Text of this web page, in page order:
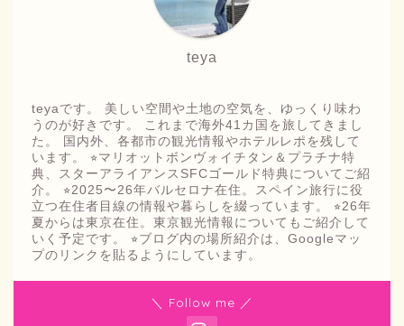
teya
teyaです。 美しい空間や土地の空気を、ゆっくり味わ
うのが好きです。 これまで海外41カ国を旅してきまし
た。 国内外、各都市の観光情報やホテルレポを残して
います。 ⭐︎マリオットボンヴォイチタン＆プラチナ特
典、スターアライアンスSFCゴールド特典についてご紹
介。 ⭐︎2025〜26年バルセロナ在住。スペイン旅行に役
立つ在住者目線の情報や暮らしを綴っています。 ⭐︎26年
夏からは東京在住。東京観光情報についてもご紹介して
いく予定です。 ⭐︎ブログ内の場所紹介は、Googleマッ
プのリンクを貼るようにしています。
＼ Follow me ／